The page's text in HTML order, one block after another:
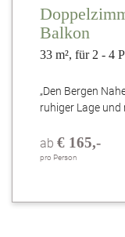
Balkon
33 m², für 2 - 4
„Den Bergen
ruhiger Lage
ab € 165,-
pro Person